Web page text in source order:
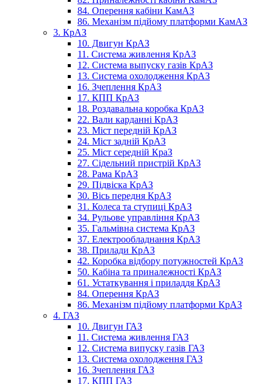
84. Оперення кабіни КамАЗ
86. Механізм підйому платформи КамАЗ
3. КрАЗ
10. Двигун КрАЗ
11. Система живлення КрАЗ
12. Система выпуску газів КрАЗ
13. Система охолодження КрАЗ
16. Зчеплення КрАЗ
17. КПП КрАЗ
18. Роздавальна коробка КрАЗ
22. Вали карданні КрАЗ
23. Міст передній КрАЗ
24. Міст задній КрАЗ
25. Міст середній КраЗ
27. Сідельний пристрій КрАЗ
28. Рама КрАЗ
29. Підвіска КрАЗ
30. Вісь передня КрАЗ
31. Колеса та ступиці КрАЗ
34. Рульове управління КрАЗ
35. Гальмівна система КрАЗ
37. Електрообладнання КрАЗ
38. Прилади КрАЗ
42. Коробка відбору потужностей КрАЗ
50. Кабіна та приналежності КрАЗ
61. Устаткування і приладдя КрАЗ
84. Оперення КрАЗ
86. Механізм підйому платформи КрАЗ
4. ГАЗ
10. Двигун ГАЗ
11. Система живлення ГАЗ
12. Система випуску газів ГАЗ
13. Система охолодження ГАЗ
16. Зчеплення ГАЗ
17. КПП ГАЗ